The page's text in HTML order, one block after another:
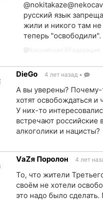
@
русский язык
жили и никого там
теперь "освободили".
@Rоссийская🐻Fедерация
DieGo 4 лет назад •
А вы уверены?
хотят освобождаться
У них-то
встречают российские
алкоголики и нацисты?
VаZя Поролон 4 лет
То, что жители
своём не хотели
это надо было